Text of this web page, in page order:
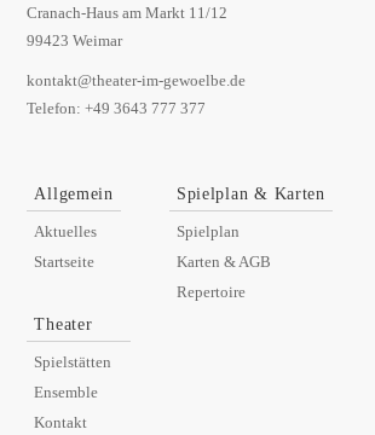
Cranach-Haus am Markt 11/12
99423 Weimar
kontakt@theater-im-gewoelbe.de
Telefon: +49 3643 777 377
Allgemein
Aktuelles
Startseite
Spielplan & Karten
Spielplan
Karten & AGB
Repertoire
Theater
Spielstätten
Ensemble
Kontakt